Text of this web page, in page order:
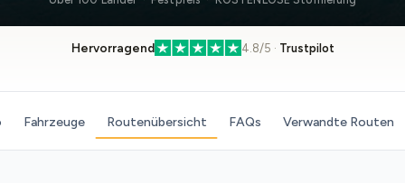
Hervorragend 4.8/5 · Trustpilot
Fahrzeuge Routenübersicht FAQs Verwandte Routen